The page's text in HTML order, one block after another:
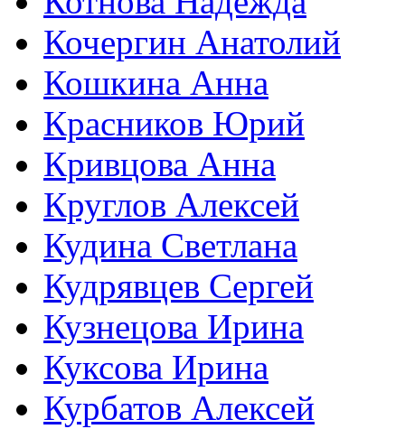
Кочергин Анатолий
Кошкина Анна
Красников Юрий
Кривцова Анна
Круглов Алексей
Кудина Светлана
Кудрявцев Сергей
Кузнецова Ирина
Куксова Ирина
Курбатов Алексей